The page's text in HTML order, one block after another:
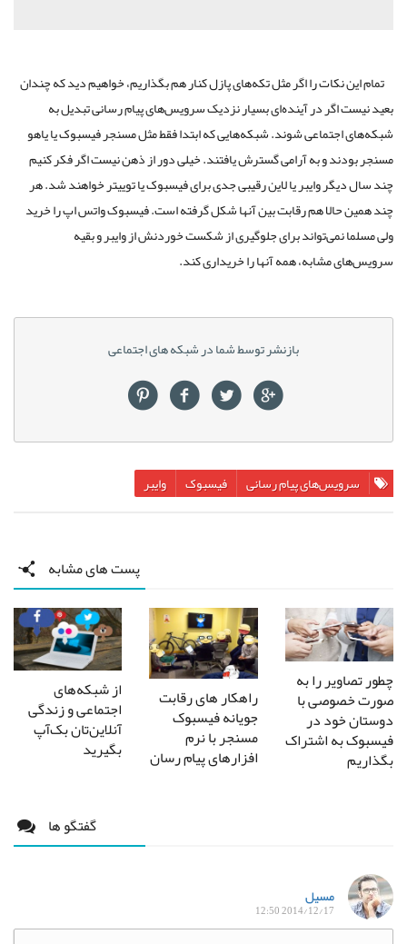
تمام این نکات را اگر مثل تکه‌های پازل کنار هم بگذاریم، خواهیم دید که چندان
بعید نیست اگر در آینده‌ای بسیار نزدیک سرویس‌های پیام رسانی تبدیل به
شبکه‌های اجتماعی شوند. شبکه‌هایی که ابتدا فقط مثل مسنجر فیسبوک یا یاهو
مسنجر بودند و به آرامی گسترش یافتند. خیلی دور از ذهن نیست اگر فکر کنیم
چند سال دیگر وایبر یا لاین رقیبی جدی برای فیسبوک یا توییتر خواهند شد. هر
چند همین حالا هم رقابت بین آنها شکل گرفته است. فیسبوک واتس اپ را خرید
ولی مسلما نمی‌تواند برای جلوگیری از شکست خوردنش از وایبر و بقیه
سرویس‌های مشابه، همه آنها را خریداری کند.
بازنشر توسط شما در شبکه های اجتماعی
سرویس‌های پیام رسانی فیسبوک وایبر
پست های مشابه
چطور تصاویر را به
صورت خصوصی با
دوستان خود در
فیسبوک به اشتراک
بگذاریم
راهکار های رقابت
جویانه فیسبوک
مسنجر با نرم
افزارهای پیام رسان
از شبکه‌های
اجتماعی و زندگی
آنلاین‌تان بک‌آپ
بگیرید
گفتگو ها
مسیل
2014/12/17 12:50